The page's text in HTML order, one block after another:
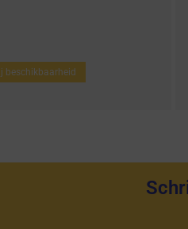
beschikbaarheid